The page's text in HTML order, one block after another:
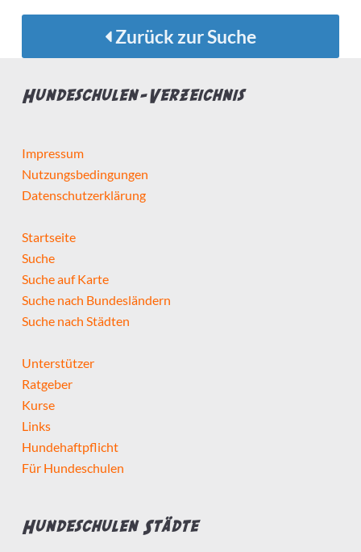
Zurück zur Suche
Hundeschulen-Verzeichnis
Impressum
Nutzungsbedingungen
Datenschutzerklärung
Startseite
Suche
Suche auf Karte
Suche nach Bundesländern
Suche nach Städten
Unterstützer
Ratgeber
Kurse
Links
Hundehaftpflicht
Für Hundeschulen
Hundeschulen Städte